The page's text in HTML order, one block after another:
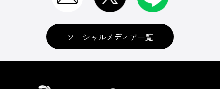
ソーシャルメディア一覧